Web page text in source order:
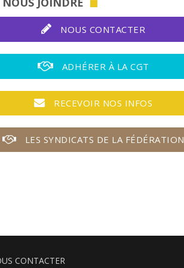
NOUS CONTACTER
ADHÉRER À LA CGT
RECEVOIR NOS INFOS
LES SYNDICATS DE LA FÉDÉRATION
CONTACTER